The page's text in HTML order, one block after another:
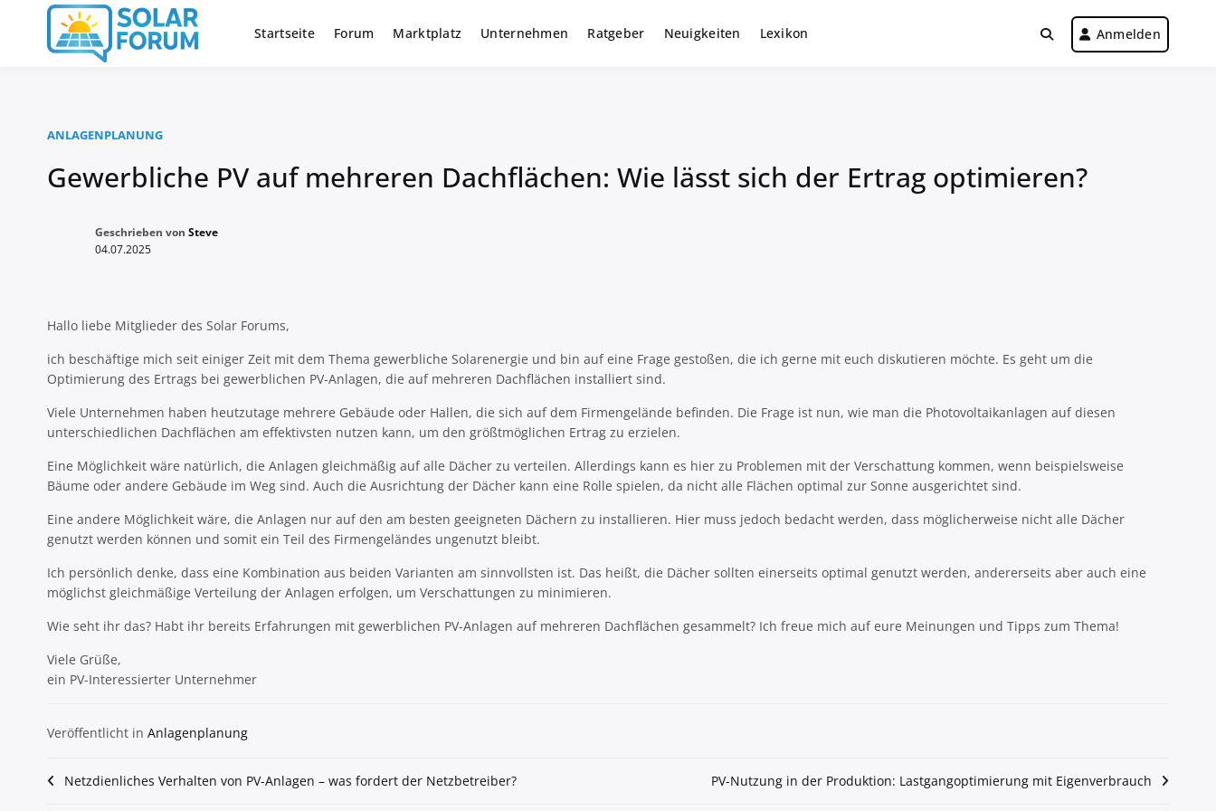
springen
Solar Forum
Deutschlandweit Nr. 1 Forum für gewerbliche Solar Investments
Startseite Forum Marktplatz Unternehmen Ratgeber Neuigkeiten Lexikon Anmelden
ANLAGENPLANUNG
Gewerbliche PV auf mehreren Dachflächen: Wie lässt sich der Ertrag optimieren?
Geschrieben von Steve
04.07.2025
Hallo liebe Mitglieder des Solar Forums,
ich beschäftige mich seit einiger Zeit mit dem Thema gewerbliche Solarenergie und bin auf eine Frage gestoßen, die ich gerne mit euch diskutieren möchte. Es geht um die
Optimierung des Ertrags bei gewerblichen PV-Anlagen, die auf mehreren Dachflächen installiert sind.
Viele Unternehmen haben heutzutage mehrere Gebäude oder Hallen, die sich auf dem Firmengelände befinden. Die Frage ist nun, wie man die Photovoltaikanlagen auf diesen
unterschiedlichen Dachflächen am effektivsten nutzen kann, um den größtmöglichen Ertrag zu erzielen.
Eine Möglichkeit wäre natürlich, die Anlagen gleichmäßig auf alle Dächer zu verteilen. Allerdings kann es hier zu Problemen mit der Verschattung kommen, wenn beispielsweise
Bäume oder andere Gebäude im Weg sind. Auch die Ausrichtung der Dächer kann eine Rolle spielen, da nicht alle Flächen optimal zur Sonne ausgerichtet sind.
Eine andere Möglichkeit wäre, die Anlagen nur auf den am besten geeigneten Dächern zu installieren. Hier muss jedoch bedacht werden, dass möglicherweise nicht alle Dächer
genutzt werden können und somit ein Teil des Firmengeländes ungenutzt bleibt.
Ich persönlich denke, dass eine Kombination aus beiden Varianten am sinnvollsten ist. Das heißt, die Dächer sollten einerseits optimal genutzt werden, andererseits aber auch eine
möglichst gleichmäßige Verteilung der Anlagen erfolgen, um Verschattungen zu minimieren.
Wie seht ihr das? Habt ihr bereits Erfahrungen mit gewerblichen PV-Anlagen auf mehreren Dachflächen gesammelt? Ich freue mich auf eure Meinungen und Tipps zum Thema!
Viele Grüße,
ein PV-Interessierter Unternehmer
Veröffentlicht in Anlagenplanung
Beitragsnavigation
Netzdienliches Verhalten von PV-Anlagen – was fordert der Netzbetreiber? PV-Nutzung in der Produktion: Lastgangoptimierung mit Eigenverbrauch